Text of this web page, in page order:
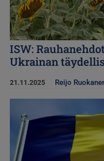
ISW:
Ukrainan
21.11.2025 Reijo